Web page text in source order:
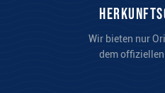
Wir bieten nur
dem